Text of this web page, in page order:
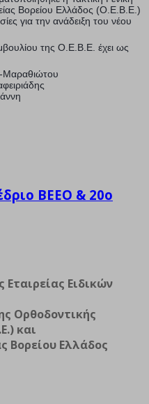
Βορείου Ελλάδος (Ο.Ε.Β.Ε.)
για την ανάδειξη του νέου
της Ο.Ε.Β.Ε. έχει ως
Μαραθιώτου
BEEO & 20o
Εταιρείας Ειδικών
Ορθοδοντικής
και
Βορείου Ελλάδος